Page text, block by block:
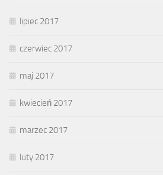
lipiec 2017
czerwiec 2017
maj 2017
kwiecień 2017
marzec 2017
luty 2017